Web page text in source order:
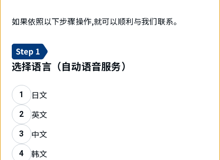
如果依照以下步骤操作,就可以顺利与我们联系。
选择语言（自动语音服务）
1 日文
2 英文
3 中文
4 韩文